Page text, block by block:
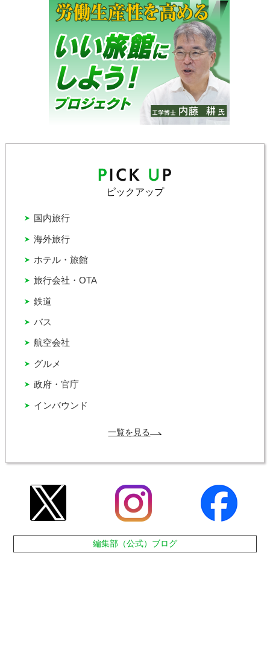
ピックアップ
インバウンド
グルメ
バス
ホテル・旅館
国内旅行
政府・官庁
旅行会社・OTA
海外旅行
航空会社
鉄道
一覧を見る
編集部（公式）ブログ